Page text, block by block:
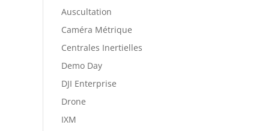
Auscultation
Caméra Métrique
Centrales Inertielles
Demo Day
DJI Enterprise
Drone
IXM